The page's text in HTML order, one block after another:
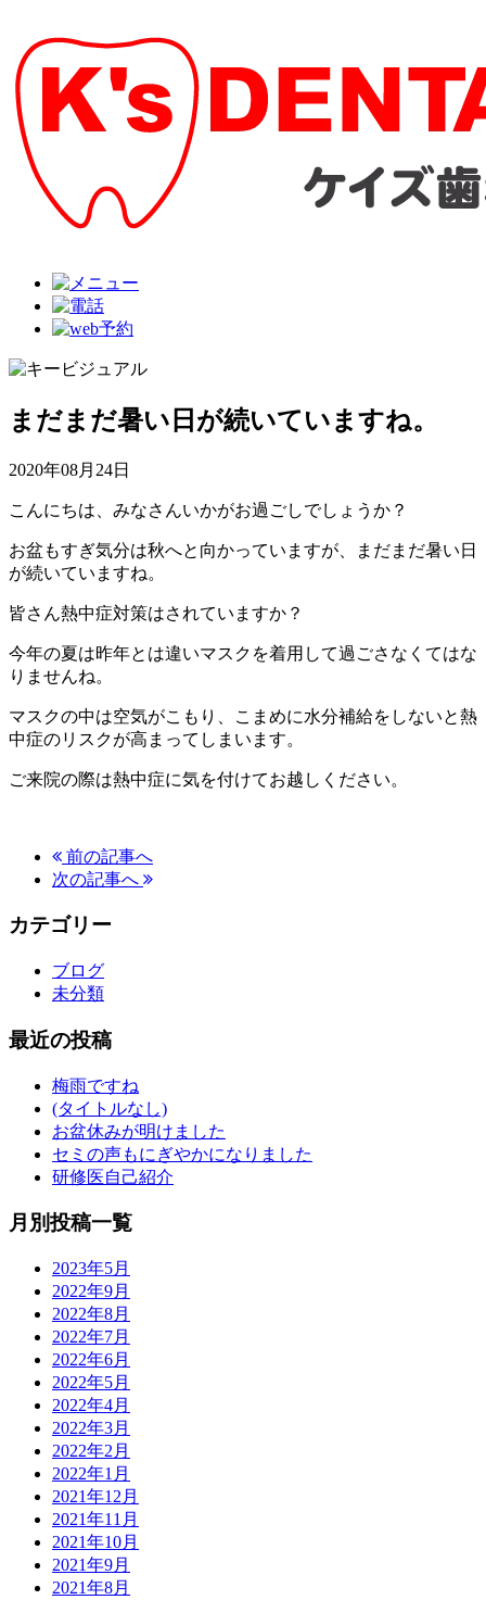
まだまだ暑い日が続いていますね。
2020年08月24日
こんにちは、みなさんいかがお過ごしでしょうか？
お盆もすぎ気分は秋へと向かっていますが、まだまだ暑い日
が続いていますね。
皆さん熱中症対策はされていますか？
今年の夏は昨年とは違いマスクを着用して過ごさなくてはな
りませんね。
マスクの中は空気がこもり、こまめに水分補給をしないと熱
中症のリスクが高まってしまいます。
ご来院の際は熱中症に気を付けてお越しください。
前の記事へ
次の記事へ
カテゴリー
ブログ
未分類
最近の投稿
梅雨ですね
(タイトルなし)
お盆休みが明けました
セミの声もにぎやかになりました
研修医自己紹介
月別投稿一覧
2023年5月
2022年9月
2022年8月
2022年7月
2022年6月
2022年5月
2022年4月
2022年3月
2022年2月
2022年1月
2021年12月
2021年11月
2021年10月
2021年9月
2021年8月